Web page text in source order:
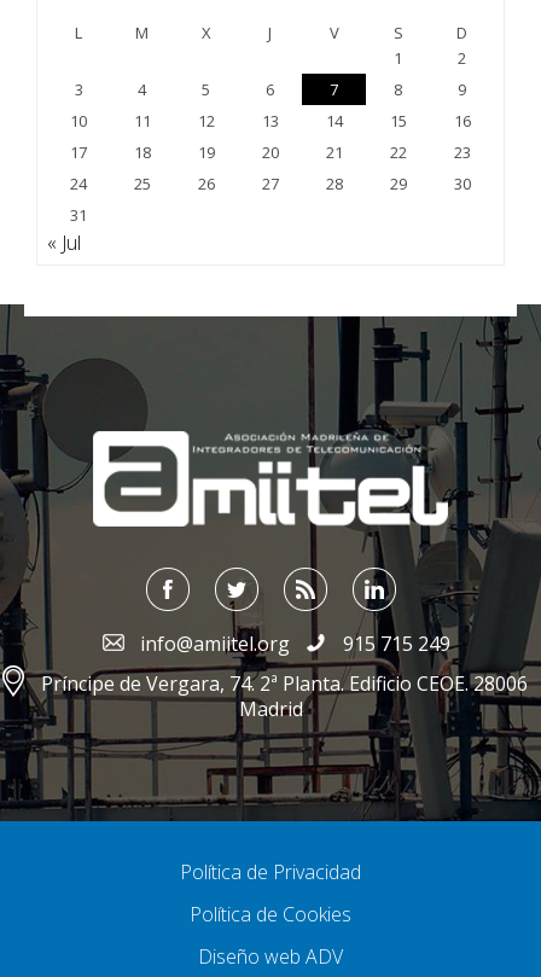
L M X J V S
D
1
2
3
4 5 6 7 8
9
10
11 12 13 14 15
16
17
18 19 20 21 22
23
24
25 26 27 28 29
30
31
« Jul
;
info@amiitel.org
915 715 249
Príncipe de Vergara, 74. 2ª Planta. Edificio CEOE. 28006
Madrid
Política de Privacidad
Política de Cookies
Diseño web ADV